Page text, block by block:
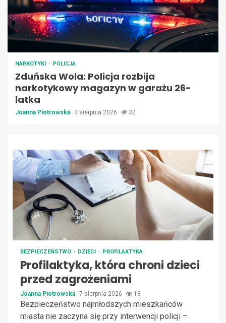
NARKOTYKI POLICJA
Zduńska Wola: Policja rozbija
narkotykowy magazyn w garażu 26-
latka
Joanna Piotrowska 4 sierpnia 2026 32
BEZPIECZEŃSTWO DZIECI PROFILAKTYKA
Profilaktyka, która chroni dzieci
przed zagrożeniami
Joanna Piotrowska 7 sierpnia 2026 13
Bezpieczeństwo najmłodszych mieszkańców
miasta nie zaczyna się przy interwencji policji –